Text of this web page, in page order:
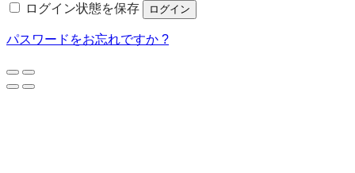
ログイン状態を保存
ログイン
パスワードをお忘れですか ?